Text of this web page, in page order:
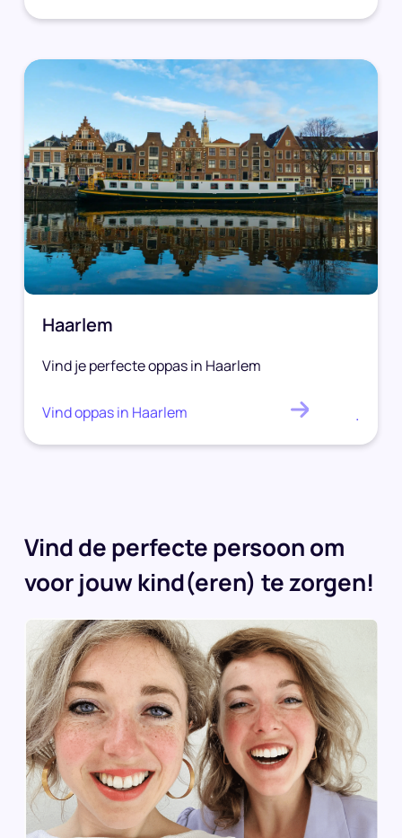
Haarlem
Vind je perfecte oppas in Haarlem
Vind oppas in Haarlem .
Vind de perfecte persoon om
voor jouw kind(eren) te zorgen!